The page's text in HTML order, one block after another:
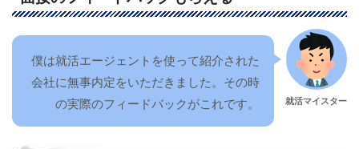
就活マイスター
僕は就活エージェントを使って紹介された
会社に無事内定をいただきました。その時
の実際のフィードバックがこれです。